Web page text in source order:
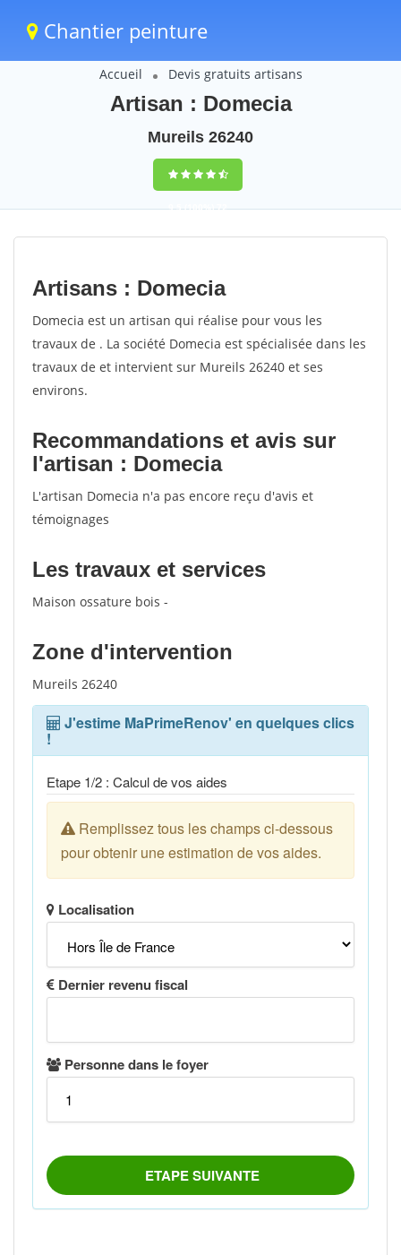
Chantier peinture
Accueil Devis gratuits artisans
Artisan : Domecia
Mureils 26240
9,5(100%)72
votes
Artisans : Domecia
Domecia est un artisan qui réalise pour vous les
travaux de . La société Domecia est spécialisée dans les
travaux de et intervient sur Mureils 26240 et ses
environs.
Recommandations et avis sur
l'artisan : Domecia
L'artisan Domecia n'a pas encore reçu d'avis et
témoignages
Les travaux et services
Maison ossature bois -
Zone d'intervention
Mureils 26240